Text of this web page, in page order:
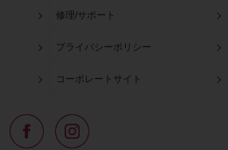
修理/サポート
プライバシーポリシー
コーポレートサイト